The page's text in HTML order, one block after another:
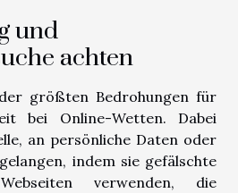
und
achten
größten Bedrohungen für
bei Online-Wetten. Dabei
an persönliche Daten oder
indem sie gefälschte
verwenden, die